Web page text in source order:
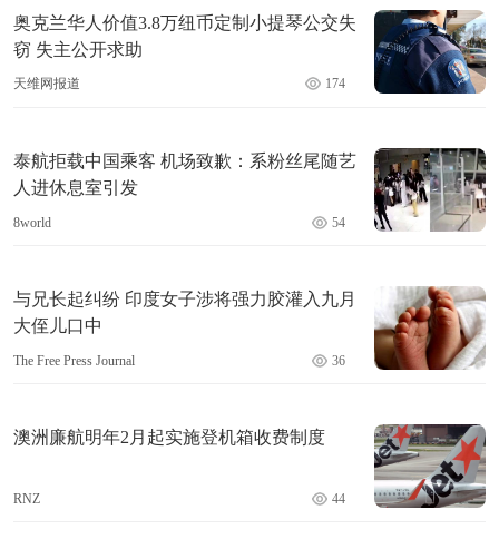
奥克兰华人价值3.8万纽币定制小提琴公交失
窃 失主公开求助
天维网报道 174
泰航拒载中国乘客 机场致歉：系粉丝尾随艺
人进休息室引发
8world 54
与兄长起纠纷 印度女子涉将强力胶灌入九月
大侄儿口中
The Free Press Journal 36
澳洲廉航明年2月起实施登机箱收费制度
RNZ 44